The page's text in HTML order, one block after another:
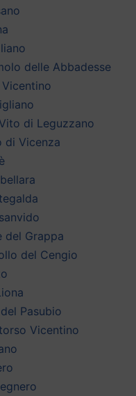
delle Abbadesse
di Leguzzano
di Vicenza
del Grappa
del Cengio
Pasubio
Vicentino